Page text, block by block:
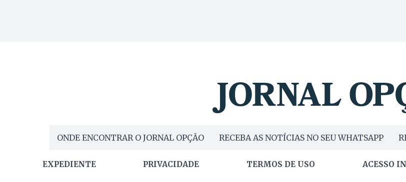
ONDE ENCONTRAR O JORNAL OPÇÃO RECEBA AS NOTÍCIAS NO SEU WHATSAPP
EXPEDIENTE PRIVACIDADE TERMOS DE USO ACESSO